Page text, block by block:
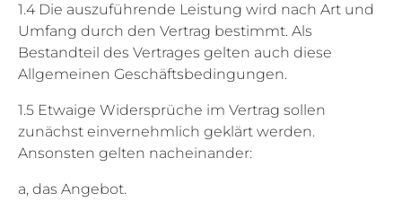
1.4 Die auszuführende Leistung wird nach Art und
Umfang durch den Vertrag bestimmt. Als
Bestandteil des Vertrages gelten auch diese
Allgemeinen Geschäftsbedingungen.
1.5 Etwaige Widersprüche im Vertrag sollen
zunächst einvernehmlich geklärt werden.
Ansonsten gelten nacheinander:
a, das Angebot.